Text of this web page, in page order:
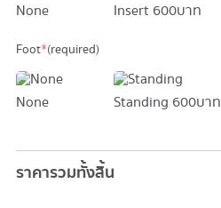
None Insert 600 บาท
Foot*(required)
None Standing 600 บาท
ราคารวมทั้งสิ้น